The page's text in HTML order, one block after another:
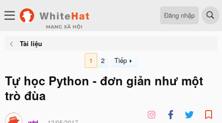
Đăng nhập
Tài liệu
1
2 Tiếp
Tự học Python - đơn giản như một
trò đùa